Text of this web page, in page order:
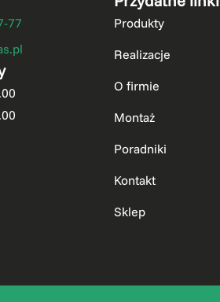
77
Produkty
Realizacje
O firmie
Montaż
Poradniki
Kontakt
Sklep